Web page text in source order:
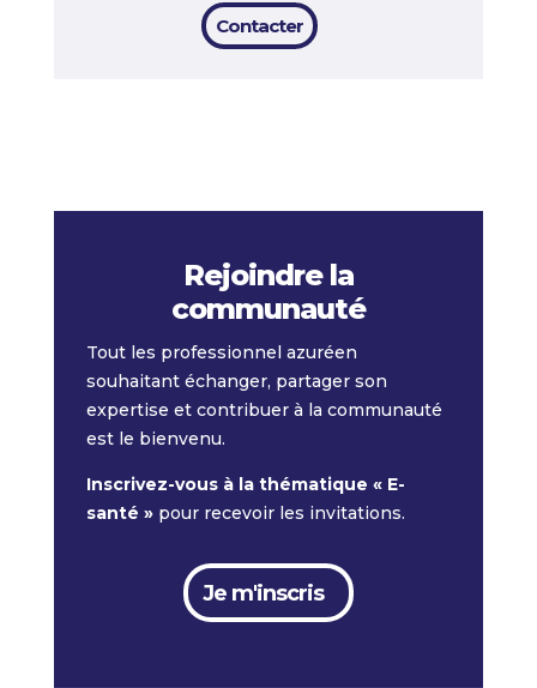
Contacter
Rejoindre la
communauté
Tout les professionnel azuréen
souhaitant échanger, partager son
expertise et contribuer à la communauté
est le bienvenu.
Inscrivez-vous à la thématique « E-
santé »pour recevoir les invitations.
Je m'inscris